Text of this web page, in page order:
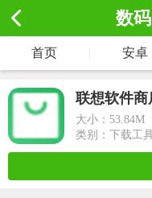
数
首页 安卓
联想软件商
大小： 53.84M
类别：下载工